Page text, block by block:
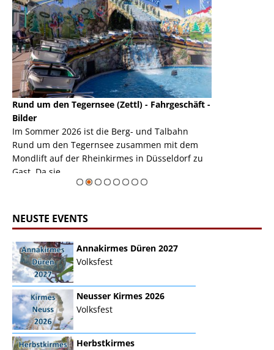
Rund um den Tegernsee (Zettl) - Fahrgeschäft -
Bilder
Im Sommer 2026 ist die Berg- und Talbahn
Rund um den Tegernsee zusammen mit dem
Mondlift auf der Rheinkirmes in Düsseldorf zu
Gast. Da sie ...
NEUSTE EVENTS
Annakirmes Düren 2027
Volksfest
Neusser Kirmes 2026
Volksfest
Herbstkirmes